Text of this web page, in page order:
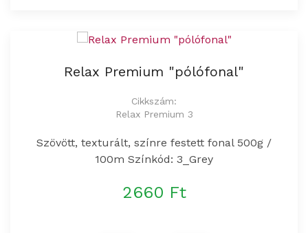
Relax Premium "pólófonal"
Cikkszám:
Relax Premium 3
Szövött, texturált, színre festett fonal 500g /
100m Színkód: 3_Grey
2660 Ft